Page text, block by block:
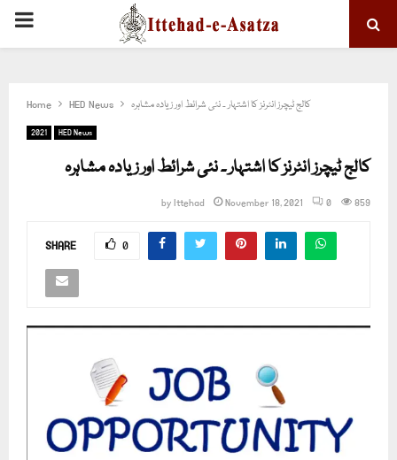
PRIMARY
Home HED News کالج ٹیچرز انٹرنز کا اشتہار ۔ نئی شرائط اور زیادہ مشاہرہ
2021 HED News
کالج ٹیچرز انٹرنز کا اشتہار ۔ نئی شرائط اور زیادہ مشاہرہ
byIttehad November 18, 2021 0 859
SHARE 0